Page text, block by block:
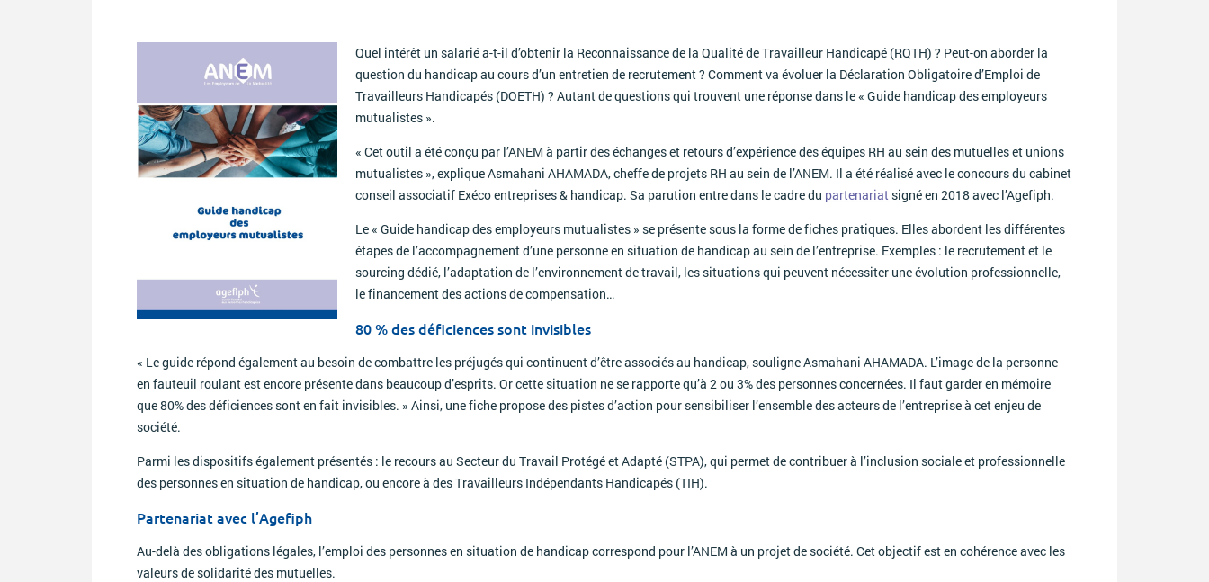
Quel intérêt un salarié a-t-il d’obtenir la Reconnaissance de la Qualité de Travailleur Handicapé (RQTH) ? Peut-on aborder la
question du handicap au cours d’un entretien de recrutement ? Comment va évoluer la Déclaration Obligatoire d’Emploi de
Travailleurs Handicapés (DOETH) ? Autant de questions qui trouvent une réponse dans le « Guide handicap des employeurs
mutualistes ».
« Cet outil a été conçu par l’ANEM à partir des échanges et retours d’expérience des équipes RH au sein des mutuelles et unions
mutualistes », explique Asmahani AHAMADA, cheffe de projets RH au sein de l’ANEM. Il a été réalisé avec le concours du cabinet
conseil associatif Exéco entreprises & handicap. Sa parution entre dans le cadre du partenariat signé en 2018 avec l’Agefiph.
Le « Guide handicap des employeurs mutualistes » se présente sous la forme de fiches pratiques. Elles abordent les différentes
étapes de l’accompagnement d’une personne en situation de handicap au sein de l’entreprise. Exemples : le recrutement et le
sourcing dédié, l’adaptation de l’environnement de travail, les situations qui peuvent nécessiter une évolution professionnelle,
le financement des actions de compensation…
80 % des déficiences sont invisibles
« Le guide répond également au besoin de combattre les préjugés qui continuent d’être associés au handicap, souligne Asmahani AHAMADA. L’image de la personne
en fauteuil roulant est encore présente dans beaucoup d’esprits. Or cette situation ne se rapporte qu’à 2 ou 3% des personnes concernées. Il faut garder en mémoire
que 80% des déficiences sont en fait invisibles. » Ainsi, une fiche propose des pistes d’action pour sensibiliser l’ensemble des acteurs de l’entreprise à cet enjeu de
société.
Parmi les dispositifs également présentés : le recours au Secteur du Travail Protégé et Adapté (STPA), qui permet de contribuer à l’inclusion sociale et professionnelle
des personnes en situation de handicap, ou encore à des Travailleurs Indépendants Handicapés (TIH).
Partenariat avec l’Agefiph
Au-delà des obligations légales, l’emploi des personnes en situation de handicap correspond pour l’ANEM à un projet de société. Cet objectif est en cohérence avec les
valeurs de solidarité des mutuelles.